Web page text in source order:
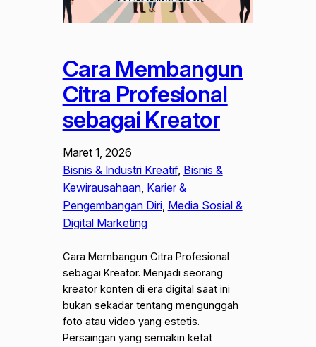
Cara Membangun
Citra Profesional
sebagai Kreator
Maret 1, 2026
Bisnis & Industri Kreatif, Bisnis &
Kewirausahaan, Karier &
Pengembangan Diri, Media Sosial &
Digital Marketing
Cara Membangun Citra Profesional
sebagai Kreator. Menjadi seorang
kreator konten di era digital saat ini
bukan sekadar tentang mengunggah
foto atau video yang estetis.
Persaingan yang semakin ketat